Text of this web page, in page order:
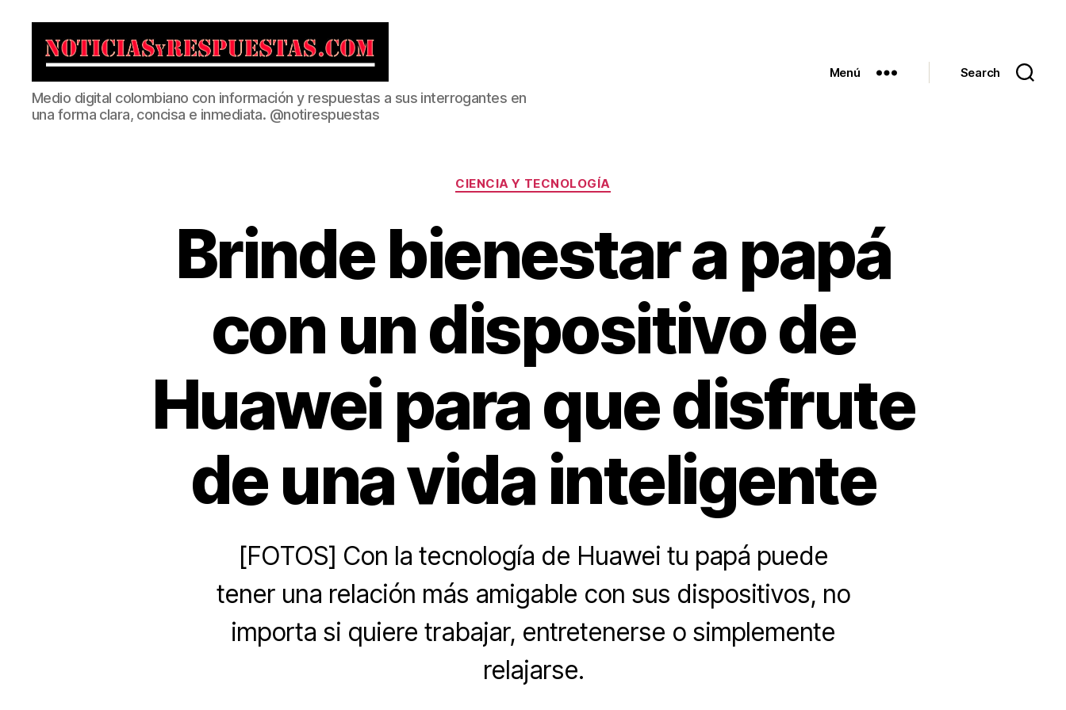
Noticias
y
Respuestas
Medio digital colombiano con información y respuestas a sus interrogantes en
una forma clara, concisa e inmediata. @notirespuestas
Menú Search
Categorías
CIENCIA Y TECNOLOGÍA
Brinde bienestar a papá
con un dispositivo de
Huawei para que disfrute
de una vida inteligente
[FOTOS] Con la tecnología de Huawei tu papá puede
tener una relación más amigable con sus dispositivos, no
importa si quiere trabajar, entretenerse o simplemente
relajarse.